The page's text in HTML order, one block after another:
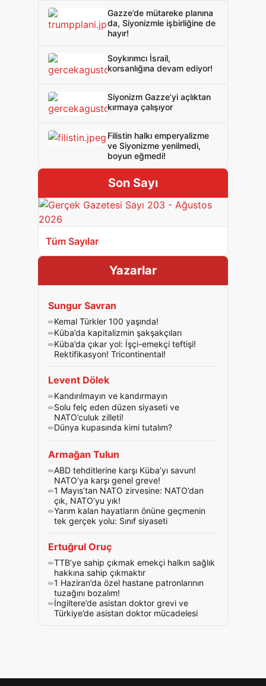
Gazze’de mütareke planına
da, Siyonizmle işbirliğine de
hayır!
Soykırımcı İsrail,
korsanlığına devam ediyor!
Siyonizm Gazze’yi açlıktan
kırmaya çalışıyor
Filistin halkı emperyalizme
ve Siyonizme yenilmedi,
boyun eğmedi!
Son Sayı
Tüm Sayılar
Yazarlar
Sungur Savran
Kemal Türkler 100 yaşında!
Küba’da kapitalizmin şakşakçıları
Küba’da çıkar yol: İşçi-emekçi teftişi!
Rektifikasyon! Tricontinental!
Levent Dölek
Kandırılmayın ve kandırmayın
Solu felç eden düzen siyaseti ve
NATO’culuk zilleti!
Dünya kupasında kimi tutalım?
Armağan Tulun
ABD tehditlerine karşı Küba’yı savun!
NATO’ya karşı genel greve!
1 Mayıs’tan NATO zirvesine: NATO’dan
çık, NATO’yu yık!
Yarım kalan hayatların önüne geçmenin
tek gerçek yolu: Sınıf siyaseti
Ertuğrul Oruç
TTB’ye sahip çıkmak emekçi halkın sağlık
hakkına sahip çıkmaktır
1 Haziran’da özel hastane patronlarının
tuzağını bozalım!
İngiltere’de asistan doktor grevi ve
Türkiye’de asistan doktor mücadelesi